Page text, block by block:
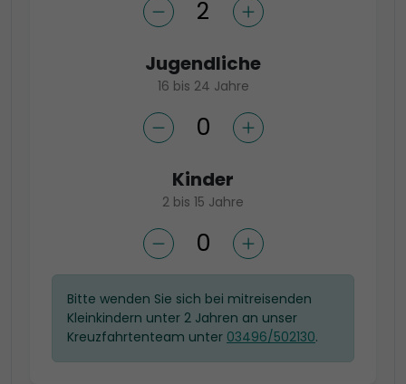
Jugendliche
16 bis 24 Jahre
Kinder
2 bis 15 Jahre
Bitte wenden Sie sich bei mitreisenden
Kleinkindern unter 2 Jahren an unser
Kreuzfahrtenteam unter 03496/502130.